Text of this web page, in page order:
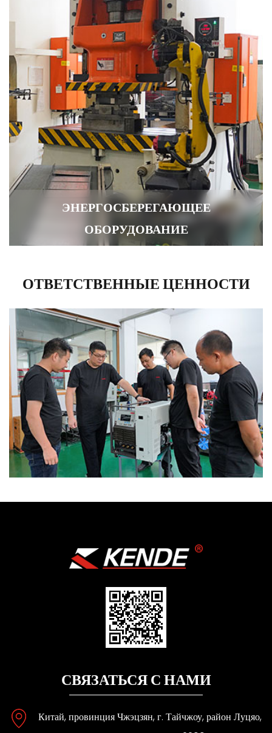
ЭНЕРГОСБЕРЕГАЮЩЕЕ
ОБОРУДОВАНИЕ
ОТВЕТСТВЕННЫЕ ЦЕННОСТИ
СВЯЗАТЬСЯ С НАМИ
Китай, провинция Чжэцзян, г. Тайчжоу, район Луцяо,